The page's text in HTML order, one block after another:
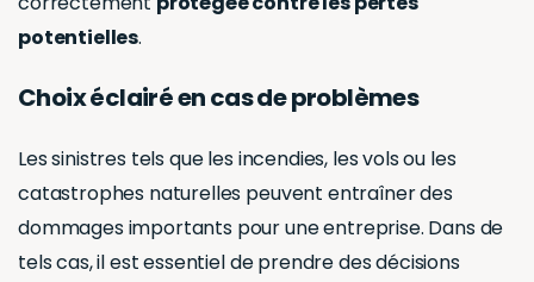
potentielles.
Choix éclairé en cas de problèmes
Les sinistres tels que les incendies, les vols ou les
catastrophes naturelles peuvent entraîner des
dommages importants pour une entreprise. Dans de
tels cas, il est essentiel de prendre des décisions